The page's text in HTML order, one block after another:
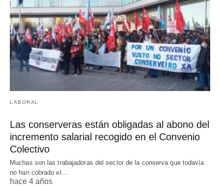
LABORAL
Las conserveras están obligadas al abono del
incremento salarial recogido en el Convenio
Colectivo
Muchas son las trabajadoras del sector de la conserva que todavía
no han cobrado el…
hace 4 años